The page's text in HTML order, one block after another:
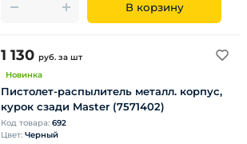
В корзину
1 130 руб. за шт
Новинка
Пистолет-распылитель металл. корпус,
курок сзади Master (7571402)
Код товара: 692
Цвет: Черный